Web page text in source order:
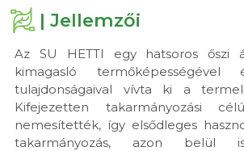
| Jellemzői
Az SU HETTI egy hatsoros őszi
kimagasló termőképességével
tulajdonságaival vívta ki a
Kifejezetten takarmányozási
nemesítették, így elsődleges
takarmányozás, azon belül